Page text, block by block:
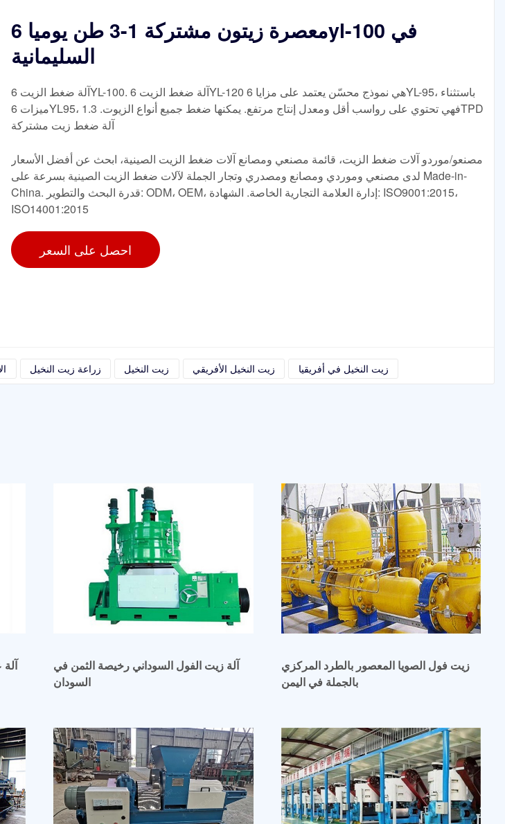
معصرة زيتون مشتركة 1-3 طن يوميا 6yl-100 في
السليمانية
آلة ضغط الزيت 6YL-100. آلة ضغط الزيت 6YL-120 هي نموذج محسّن يعتمد على مزايا 6YL-95، باستثناء
ميزات 6YL95، فهي تحتوي على رواسب أقل ومعدل إنتاج مرتفع. يمكنها ضغط جميع أنواع الزيوت. 1.3TPD
آلة ضغط زيت مشتركة
مصنعو/موردو آلات ضغط الزيت، قائمة مصنعي ومصانع آلات ضغط الزيت الصينية، ابحث عن أفضل الأسعار
لدى مصنعي وموردي ومصانع ومصدري وتجار الجملة لآلات ضغط الزيت الصينية بسرعة على Made-in-
China. قدرة البحث والتطوير: ODM، OEM، إدارة العلامة التجارية الخاصة. الشهادة: ISO9001:2015،
ISO14001:2015
احصل على السعر
زراعة زيت النخيل زيت النخيل زيت النخيل الأفريقي زيت النخيل في أفريقيا
آلة زيت الفول السوداني رخيصة الثمن في
السودان
زيت فول الصويا المعصور بالطرد المركزي
بالجملة في اليمن